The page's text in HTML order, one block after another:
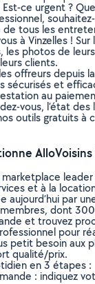
Est-ce urgent ?
de tous les
à Vinzelles !
les photos de
clients.
offreurs depuis
sécurisés et
au
vous, l’état
outils gratuits à
AlloVoisins
marketplace
et à la
aujourd’hui par
dont
et trouvez
pour
petit besoin aux
qualité/prix.
en 3 étapes :
: indiquez